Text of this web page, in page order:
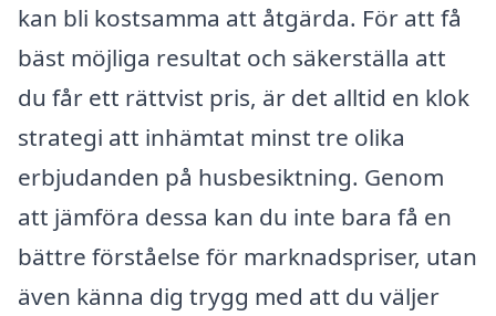
kan bli kostsamma att åtgärda. För att få
bäst möjliga resultat och säkerställa att
du får ett rättvist pris, är det alltid en klok
strategi att inhämtat minst tre olika
erbjudanden på husbesiktning. Genom
att jämföra dessa kan du inte bara få en
bättre förståelse för marknadspriser, utan
även känna dig trygg med att du väljer